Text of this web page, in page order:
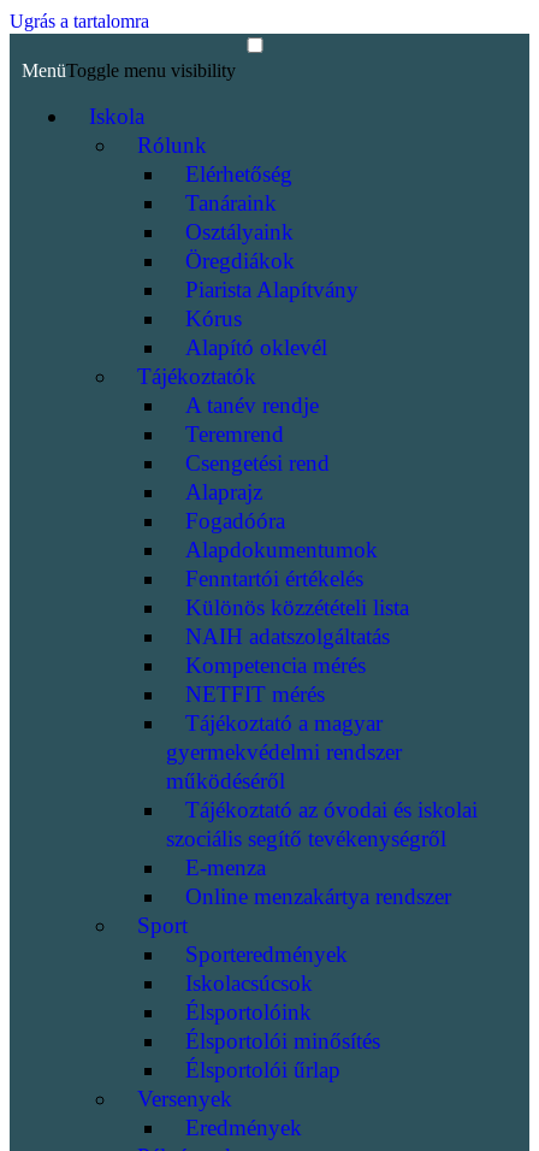
Ugrás a tartalomra
MenüToggle menu visibility
Iskola
Rólunk
Elérhetőség
Tanáraink
Osztályaink
Öregdiákok
Piarista Alapítvány
Kórus
Alapító oklevél
Tájékoztatók
A tanév rendje
Teremrend
Csengetési rend
Alaprajz
Fogadóóra
Alapdokumentumok
Fenntartói értékelés
Különös közzétételi lista
NAIH adatszolgáltatás
Kompetencia mérés
NETFIT mérés
Tájékoztató a magyar
gyermekvédelmi rendszer
működéséről
Tájékoztató az óvodai és iskolai
szociális segítő tevékenységről
E-menza
Online menzakártya rendszer
Sport
Sporteredmények
Iskolacsúcsok
Élsportolóink
Élsportolói minősítés
Élsportolói űrlap
Versenyek
Eredmények